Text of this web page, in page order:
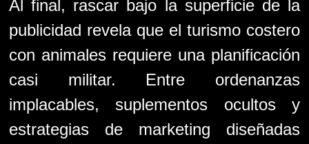
Al final, rascar bajo la superficie de la
publicidad revela que el turismo costero
con animales requiere una planificación
casi militar. Entre ordenanzas
implacables, suplementos ocultos y
estrategias de marketing diseñadas